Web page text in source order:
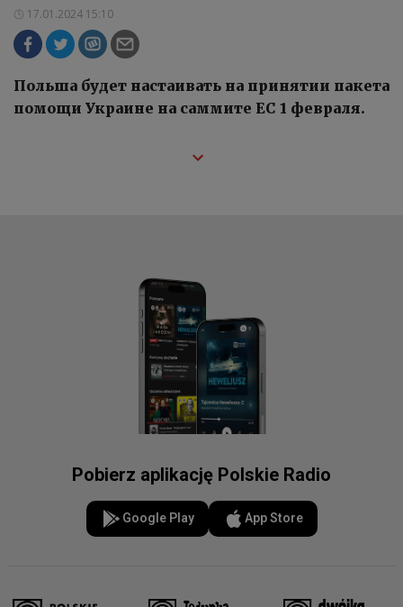
17.01.2024 15:10
Польша будет настаивать на принятии пакета
помощи Украине на саммите ЕС 1 февраля.
Pobierz aplikację Polskie Radio
Google Play App Store